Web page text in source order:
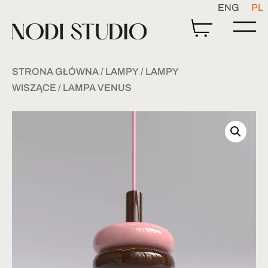
ENG PL
STRONA GŁÓWNA/ LAMPY / LAMPY
WISZĄCE / LAMPA VENUS